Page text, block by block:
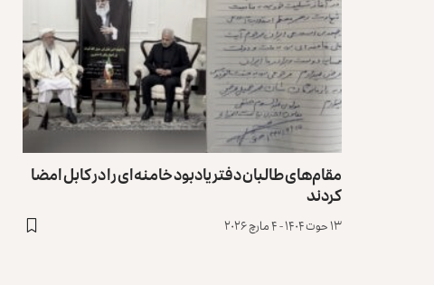
مقام‌های طالبان دفتر یادبود خامنه‌ای را در کابل امضا
کردند
۱۳ حوت ۱۴۰۴ - ۴ مارچ ۲۰۲۶